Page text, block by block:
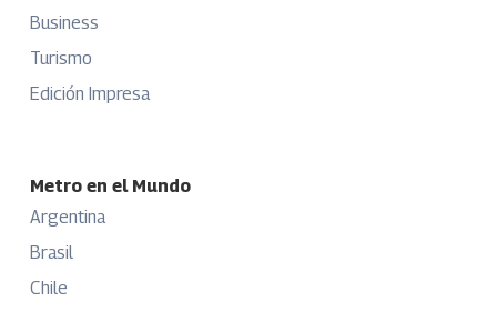
Business
Turismo
Edición Impresa
Metro en el Mundo
Argentina
Brasil
Chile